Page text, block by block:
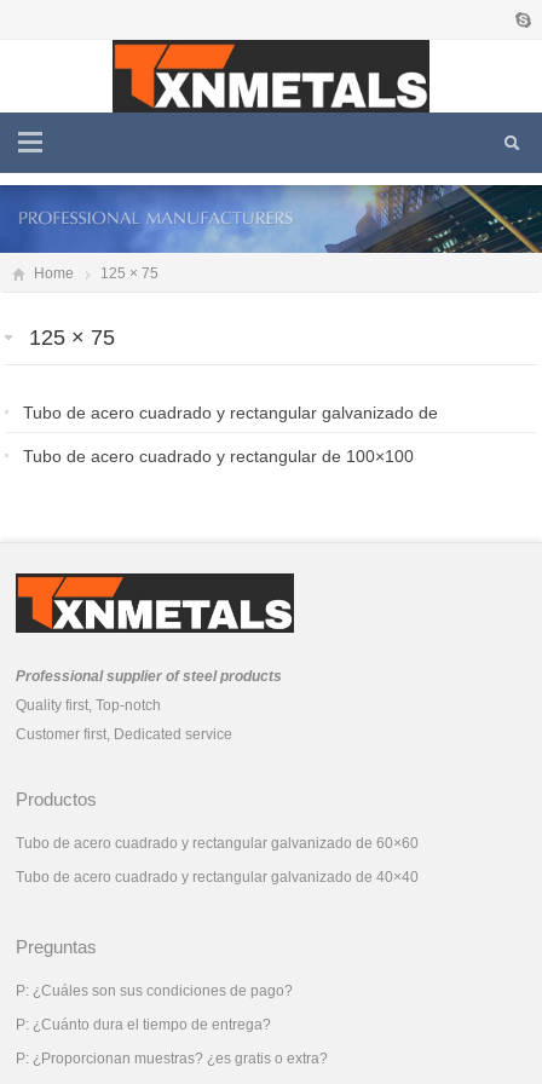
Home 125 × 75
125 × 75
Tubo de acero cuadrado y rectangular galvanizado de
100×100
Tubo de acero cuadrado y rectangular de 100×100
Professional supplier of steel products
Quality first, Top-notch
Customer first, Dedicated service
Productos
Tubo de acero cuadrado y rectangular galvanizado de 60×60
Tubo de acero cuadrado y rectangular galvanizado de 40×40
Preguntas
P: ¿Cuáles son sus condiciones de pago?
P: ¿Cuánto dura el tiempo de entrega?
P: ¿Proporcionan muestras? ¿es gratis o extra?